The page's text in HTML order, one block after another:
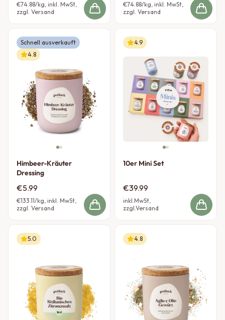
€74.88/kg, inkl. MwSt,
zzgl. Versand
€74.88/kg, inkl. MwSt,
zzgl. Versand
Schnell ausverkauft
4.8
Himbeer-Kräuter
Dressing
€5.99
€133.11/kg, inkl. MwSt,
zzgl. Versand
4.9
10er Mini Set
€39.99
inkl.MwSt,
zzgl.Versand
5.0 4.8